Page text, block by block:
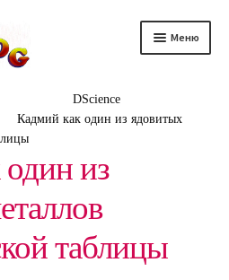
Меню
DScience
Кадмий как один из ядовитых
из
таблицы